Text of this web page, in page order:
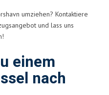
umziehen? Kontaktiere
und lass uns
einem
nach